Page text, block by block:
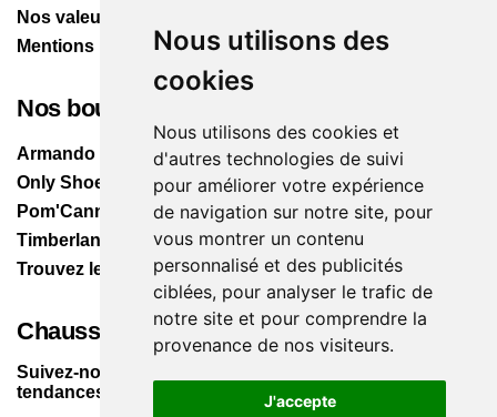
Nous utilisons des
cookies
Nous utilisons des cookies et
d'autres technologies de suivi
pour améliorer votre expérience
de navigation sur notre site, pour
vous montrer un contenu
personnalisé et des publicités
ciblées, pour analyser le trafic de
notre site et pour comprendre la
provenance de nos visiteurs.
J'accepte
Nos valeurs
Mentions légales
Nos boutiques
Armando
Only Shoes
Pom'Cannelle
Timberland
Trouvez le magasin le plus proche
Chaussuresonline sur les Médias sociaux
Suivez-nous sur les réseaux pour les dernières
tendances et bons plans !